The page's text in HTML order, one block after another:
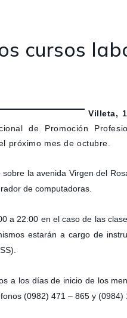
cursos
Villeta,
de Promoción
próximo mes de octubre.
la avenida Virgen del
de computadoras.
a 22:00 en el caso de las
estarán a cargo de
a los días de inicio de los
(0982) 471 – 865 y (0984)